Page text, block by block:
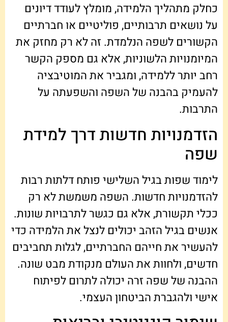
כחלק מתהליך הלמידה, מומלץ לעודד דיונים
על נושאים תרבותיים, פוליטיים או חברתיים
הקשורים לשפה הנלמדת. זה לא רק מחזק את
המיומנויות הלשוניות, אלא גם מספק הקשר
רחב יותר ללמידה, ומגביר את המוטיבציה
להעמיק בהבנה של השפה והשפעתה על
התרבות.
הזדמנויות חדשות דרך למידת
שפה
לימוד שפות בגיל השלישי פותח דלתות רבות
להזדמנויות חדשות. השפה משמשת לא רק
ככלי תקשורת, אלא גם כגשר לתרבויות שונות.
אנשים בגיל הזהב יכולים לנצל את הלמידה כדי
להעשיר את חייהם החברתיים, לגלות תחביבים
חדשים, ולחוות את העולם מנקודת מבט שונה.
ההבנה של שפה זרה יכולה לתרום לפיתוח
אישי ולהגברת הביטחון העצמי.